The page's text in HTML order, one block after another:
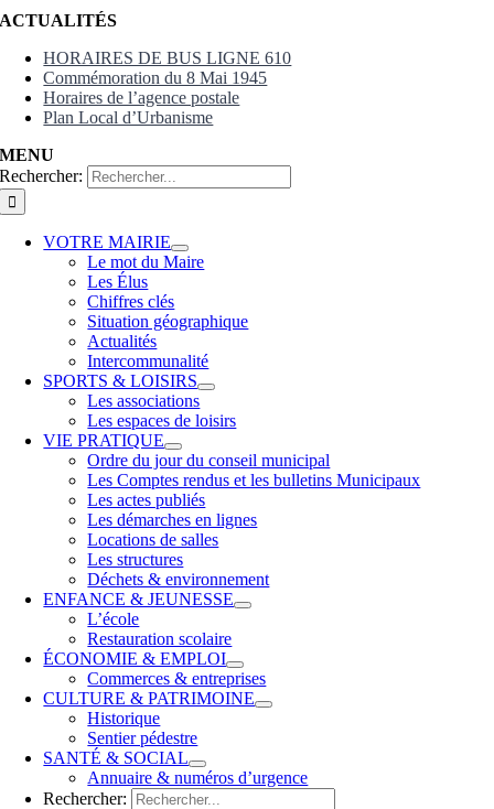
ACTUALITÉS
HORAIRES DE BUS LIGNE 610
Commémoration du 8 Mai 1945
Horaires de l’agence postale
Plan Local d’Urbanisme
MENU
Rechercher:
VOTRE MAIRIE
Le mot du Maire
Les Élus
Chiffres clés
Situation géographique
Actualités
Intercommunalité
SPORTS & LOISIRS
Les associations
Les espaces de loisirs
VIE PRATIQUE
Ordre du jour du conseil municipal
Les Comptes rendus et les bulletins Municipaux
Les actes publiés
Les démarches en lignes
Locations de salles
Les structures
Déchets & environnement
ENFANCE & JEUNESSE
L’école
Restauration scolaire
ÉCONOMIE & EMPLOI
Commerces & entreprises
CULTURE & PATRIMOINE
Historique
Sentier pédestre
SANTÉ & SOCIAL
Annuaire & numéros d’urgence
Rechercher: